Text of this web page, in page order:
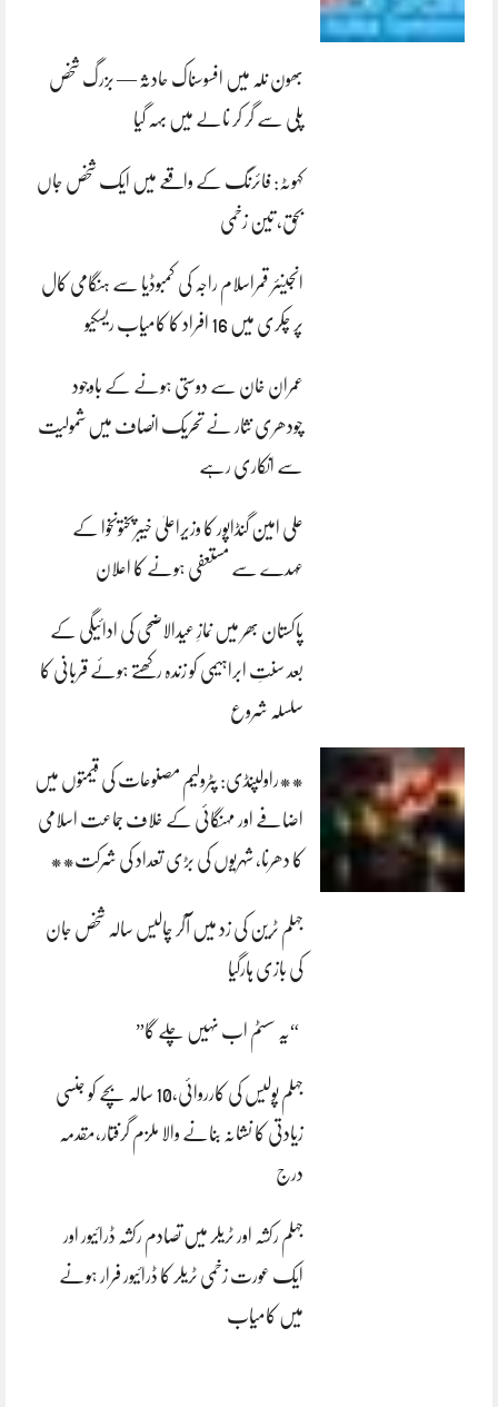
بھون نلہ میں افسوسناک حادثہ — بزرگ شخص
پلی سے گر کر نالے میں بہہ گیا
کہوٹہ: فائرنگ کے واقعے میں ایک شخص جاں
بحق، تین زخمی
انجینئر قمراسلام راجہ کی کمبوڈیا سے ہنگامی کال
پر چکری میں 16 افراد کا کامیاب ریسکیو
عمران خان سے دوستی ہونے کے باوجود
چودھری نثار نے تحریک انصاف میں شمولیت
سے انکاری رہے
علی امین گنڈاپور کا وزیراعلیٰ خیبرپختونخوا کے
عہدے سے مستعفی ہونے کا اعلان
پاکستان بھر میں نمازِ عیدالاضحی کی ادائیگی کے
بعد سنتِ ابراہیمی کو زندہ رکھتے ہوئے قربانی کا
سلسلہ شروع
**راولپنڈی: پٹرولیم مصنوعات کی قیمتوں میں
اضافے اور مہنگائی کے خلاف جماعت اسلامی
کا دھرنا، شہریوں کی بڑی تعداد کی شرکت**
جہلم ٹرین کی زد میں آکر چالیس سالہ شخص جان
کی بازی ہارگیا
“یہ سسٹم اب نہیں چلے گا”
جہلم پولیس کی کارروائی،10 سالہ بچے کو جنسی
زیادتی کا نشانہ بنانے والا ملزم گرفتار،مقدمہ
درج
جہلم رکشہ اور ٹریلر میں تصادم رکشہ ڈرائیور اور
ایک عورت زخمی ٹریلر کا ڈرائیور فرار ہونے
میں کامیاب